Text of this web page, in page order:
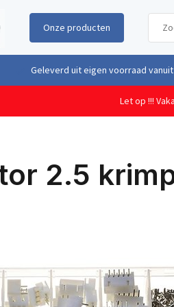
Onze producten
Geleverd uit eigen voorraad
Let op !!!
2.5